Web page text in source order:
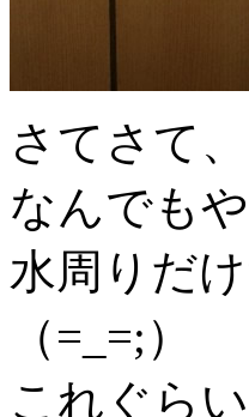
さてさて
なんでも
水周りだ
（=_=;）
これぐら